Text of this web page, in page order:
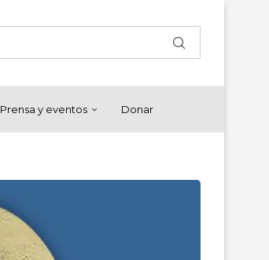
Prensa y eventos Donar